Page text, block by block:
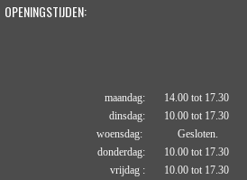
OPENINGSTIJDEN:
maandag: 14.00 tot 17.30
dinsdag: 10.00 tot 17.30
woensdag: Gesloten.
donderdag: 10.00 tot 17.30
vrijdag : 10.00 tot 17.30